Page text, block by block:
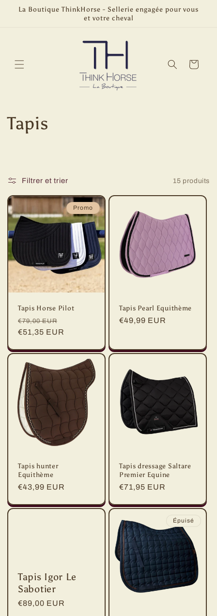
passer
La Boutique ThinkHorse - Sellerie engagée pour vous
et votre cheval
Panier
C
l
e
c
t
o
:
Tapis
Filtrer et trier 15 produits
Promo
Tapis Horse Pilot
Prix
habituel
€79,00 EUR
promotionnel
€51,35 EUR
Tapis Pearl Equithème
Prix
€49,99 EUR
Tapis hunter
Equithème
Prix
€43,99 EUR
Tapis dressage Saltare
Premier Equine
Prix
€71,95 EUR
Tapis Igor Le
Sabotier
Prix
€89,00 EUR
Épuisé